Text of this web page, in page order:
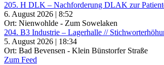
205. H DLK – Nachforderung DLAK zur
6. August 2026 | 8:52
Ort: Nienwohlde - Zum Sowelaken
204. B3 Industrie – Lagerhalle //
5. August 2026 | 18:34
Ort: Bad Bevensen - Klein Bünstorfer Straße
Zum Feed